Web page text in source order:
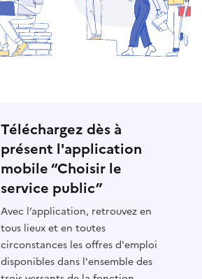
Téléchargez dès à
présent l'application
mobile “Choisir le
service public”
Avec l’application, retrouvez en
tous lieux et en toutes
circonstances les offres d'emploi
disponibles dans l'ensemble des